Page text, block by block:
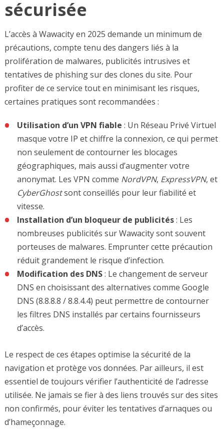
sécurisée
L’accès à Wawacity en 2025 demande un minimum de
précautions, compte tenu des dangers liés à la
prolifération de malwares, publicités intrusives et
tentatives de phishing sur des clones du site. Pour
profiter de ce service tout en minimisant les risques,
certaines pratiques sont recommandées :
Utilisation d’un VPN fiable : Un Réseau Privé Virtuel
masque votre IP et chiffre la connexion, ce qui permet
non seulement de contourner les blocages
géographiques, mais aussi d’augmenter votre
anonymat. Les VPN comme NordVPN, ExpressVPN, et
CyberGhostsont conseillés pour leur fiabilité et
vitesse.
Installation d’un bloqueur de publicités: Les
nombreuses publicités sur Wawacity sont souvent
porteuses de malwares. Emprunter cette précaution
réduit grandement le risque d’infection.
Modification des DNS: Le changement de serveur
DNS en choisissant des alternatives comme Google
DNS (8.8.8.8 / 8.8.4.4) peut permettre de contourner
les filtres DNS installés par certains fournisseurs
d’accès.
Le respect de ces étapes optimise la sécurité de la
navigation et protège vos données. Par ailleurs, il est
essentiel de toujours vérifier l’authenticité de l’adresse
utilisée. Ne jamais se fier à des liens trouvés sur des sites
non confirmés, pour éviter les tentatives d’arnaques ou
d’hameçonnage.